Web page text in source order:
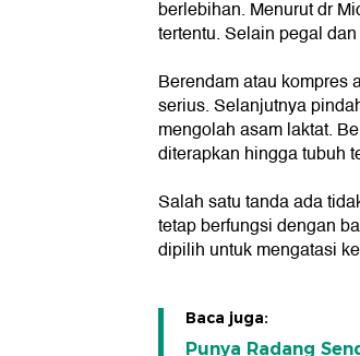
berlebihan. Menurut dr
tertentu. Selain pegal
Berendam atau kompres
serius. Selanjutnya
mengolah asam laktat.
diterapkan hingga tubuh
Salah satu tanda ada
tetap berfungsi dengan
dipilih untuk mengatasi
Baca juga:
Punya Radang